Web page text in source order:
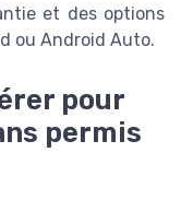
et des options
ou Android Auto.
pour
permis